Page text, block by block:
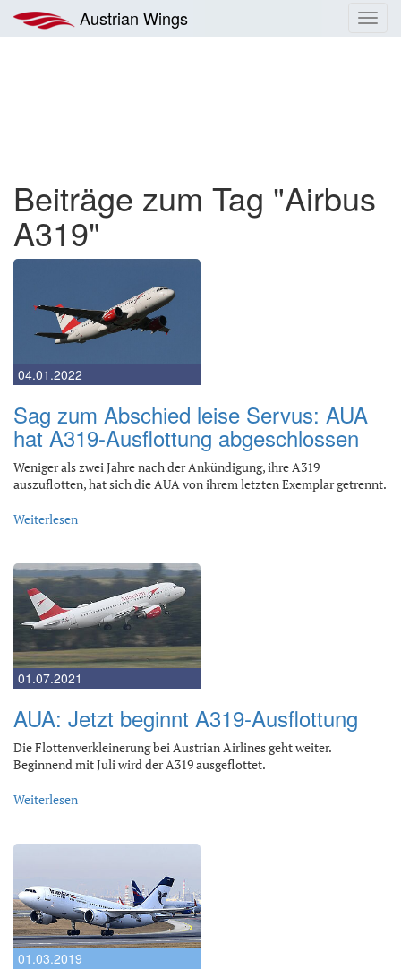
Inhalt
springen
Austrian Wings
Beiträge zum Tag "Airbus
A319"
04.01.2022
Sag zum Abschied leise Servus: AUA
hat A319-Ausflottung abgeschlossen
Weniger als zwei Jahre nach der Ankündigung, ihre A319
auszuflotten, hat sich die AUA von ihrem letzten Exemplar getrennt.
Weiterlesen
01.07.2021
AUA: Jetzt beginnt A319-Ausflottung
Die Flottenverkleinerung bei Austrian Airlines geht weiter.
Beginnend mit Juli wird der A319 ausgeflottet.
Weiterlesen
01.03.2019